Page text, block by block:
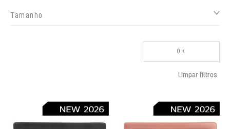
Tamanho
OK
Limpar filtros